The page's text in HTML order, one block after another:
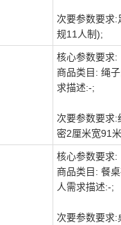
次要参数要求:
规11人制);
核心参数要求:
商品类目: 绳
求描述:-;
次要参数要求:
密2厘米宽91
核心参数要求:
商品类目: 餐
人需求描述:-;
次要参数要求: